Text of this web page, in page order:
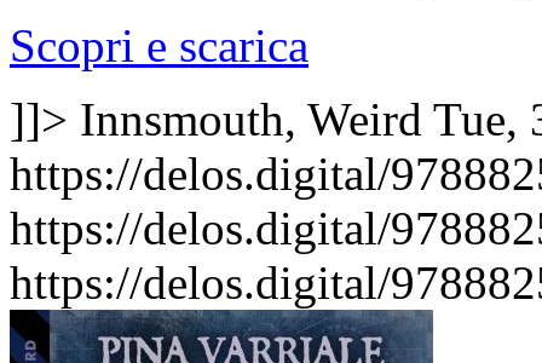
Scopri e scarica
]]> Innsmouth, Weird Tue,
https://delos.digital/
https://delos.digital/
https://delos.digital/